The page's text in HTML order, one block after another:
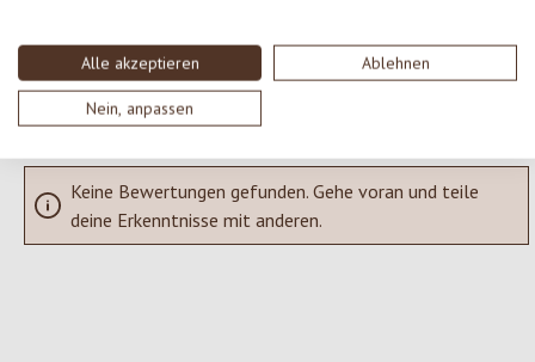
Alle akzeptieren Ablehnen
Nein, anpassen
Bewertungen nur in der aktuellen Sprache anzeigen.
Keine Bewertungen gefunden. Gehe voran und teile
deine Erkenntnisse mit anderen.